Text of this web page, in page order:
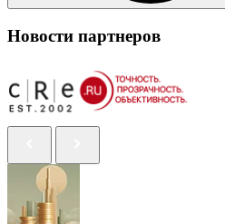
Новости партнеров